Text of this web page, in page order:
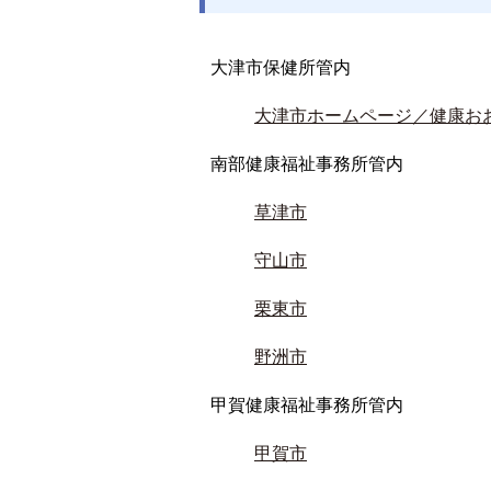
大津市保健所管内
大津市ホームページ／健康お
南部健康福祉事務所管内
草津市
守山市
栗東市
野洲市
甲賀健康福祉事務所管内
甲賀市